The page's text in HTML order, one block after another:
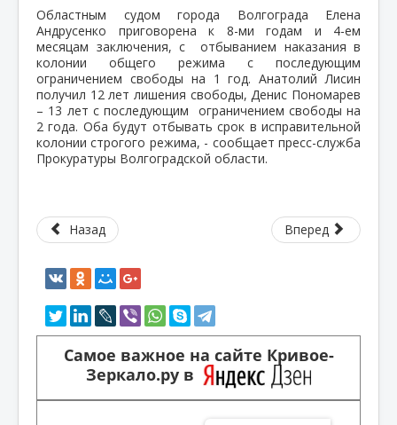
Областным судом города Волгограда Елена
Андрусенко приговорена к 8-ми годам и 4-ем
месяцам заключения, с отбыванием наказания в
колонии общего режима с последующим
ограничением свободы на 1 год. Анатолий Лисин
получил 12 лет лишения свободы, Денис Пономарев
– 13 лет с последующим ограничением свободы на
2 года. Оба будут отбывать срок в исправительной
колонии строгого режима, - сообщает пресс-служба
Прокуратуры Волгоградской области.
Назад Вперед
Самое важное на сайте Кривое-
Зеркало.ру в